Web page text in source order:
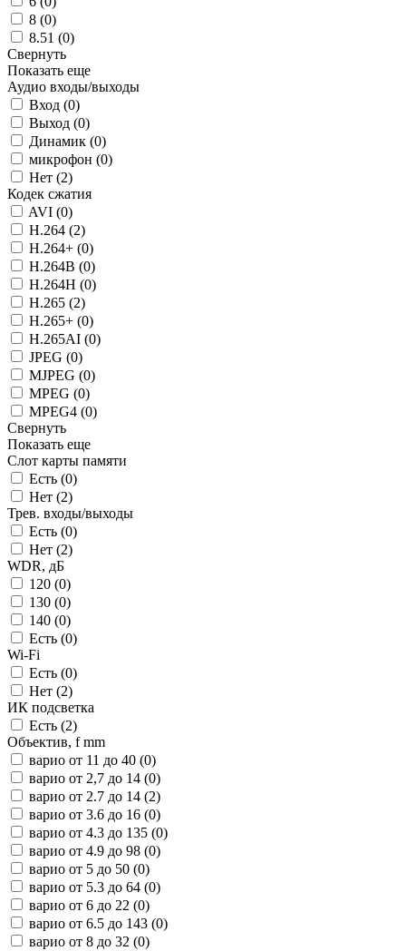
8 (0)
8.51 (0)
Свернуть
Показать еще
Аудио входы/выходы
Вход (0)
Выход (0)
Динамик (0)
микрофон (0)
Нет (2)
Кодек сжатия
AVI (0)
H.264 (2)
H.264+ (0)
H.264B (0)
H.264H (0)
H.265 (2)
H.265+ (0)
H.265AI (0)
JPEG (0)
MJPEG (0)
MPEG (0)
MPEG4 (0)
Свернуть
Показать еще
Слот карты памяти
Есть (0)
Нет (2)
Трев. входы/выходы
Есть (0)
Нет (2)
WDR, дБ
120 (0)
130 (0)
140 (0)
Есть (0)
Wi-Fi
Есть (0)
Нет (2)
ИК подсветка
Есть (2)
Объектив, f mm
варио от 11 до 40 (0)
варио от 2,7 до 14 (0)
варио от 2.7 до 14 (2)
варио от 3.6 до 16 (0)
варио от 4.3 до 135 (0)
варио от 4.9 до 98 (0)
варио от 5 до 50 (0)
варио от 5.3 до 64 (0)
варио от 6 до 22 (0)
варио от 6.5 до 143 (0)
варио от 8 до 32 (0)